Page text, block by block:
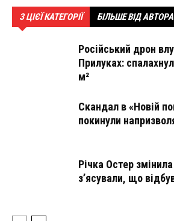
З ЦІЄЇ КАТЕГОРІЇ БІЛЬШЕ ВІД АВТОРА
Російський дрон
Прилуках:
м²
Скандал в «Новій
покинули
Річка Остер
з’ясували, що